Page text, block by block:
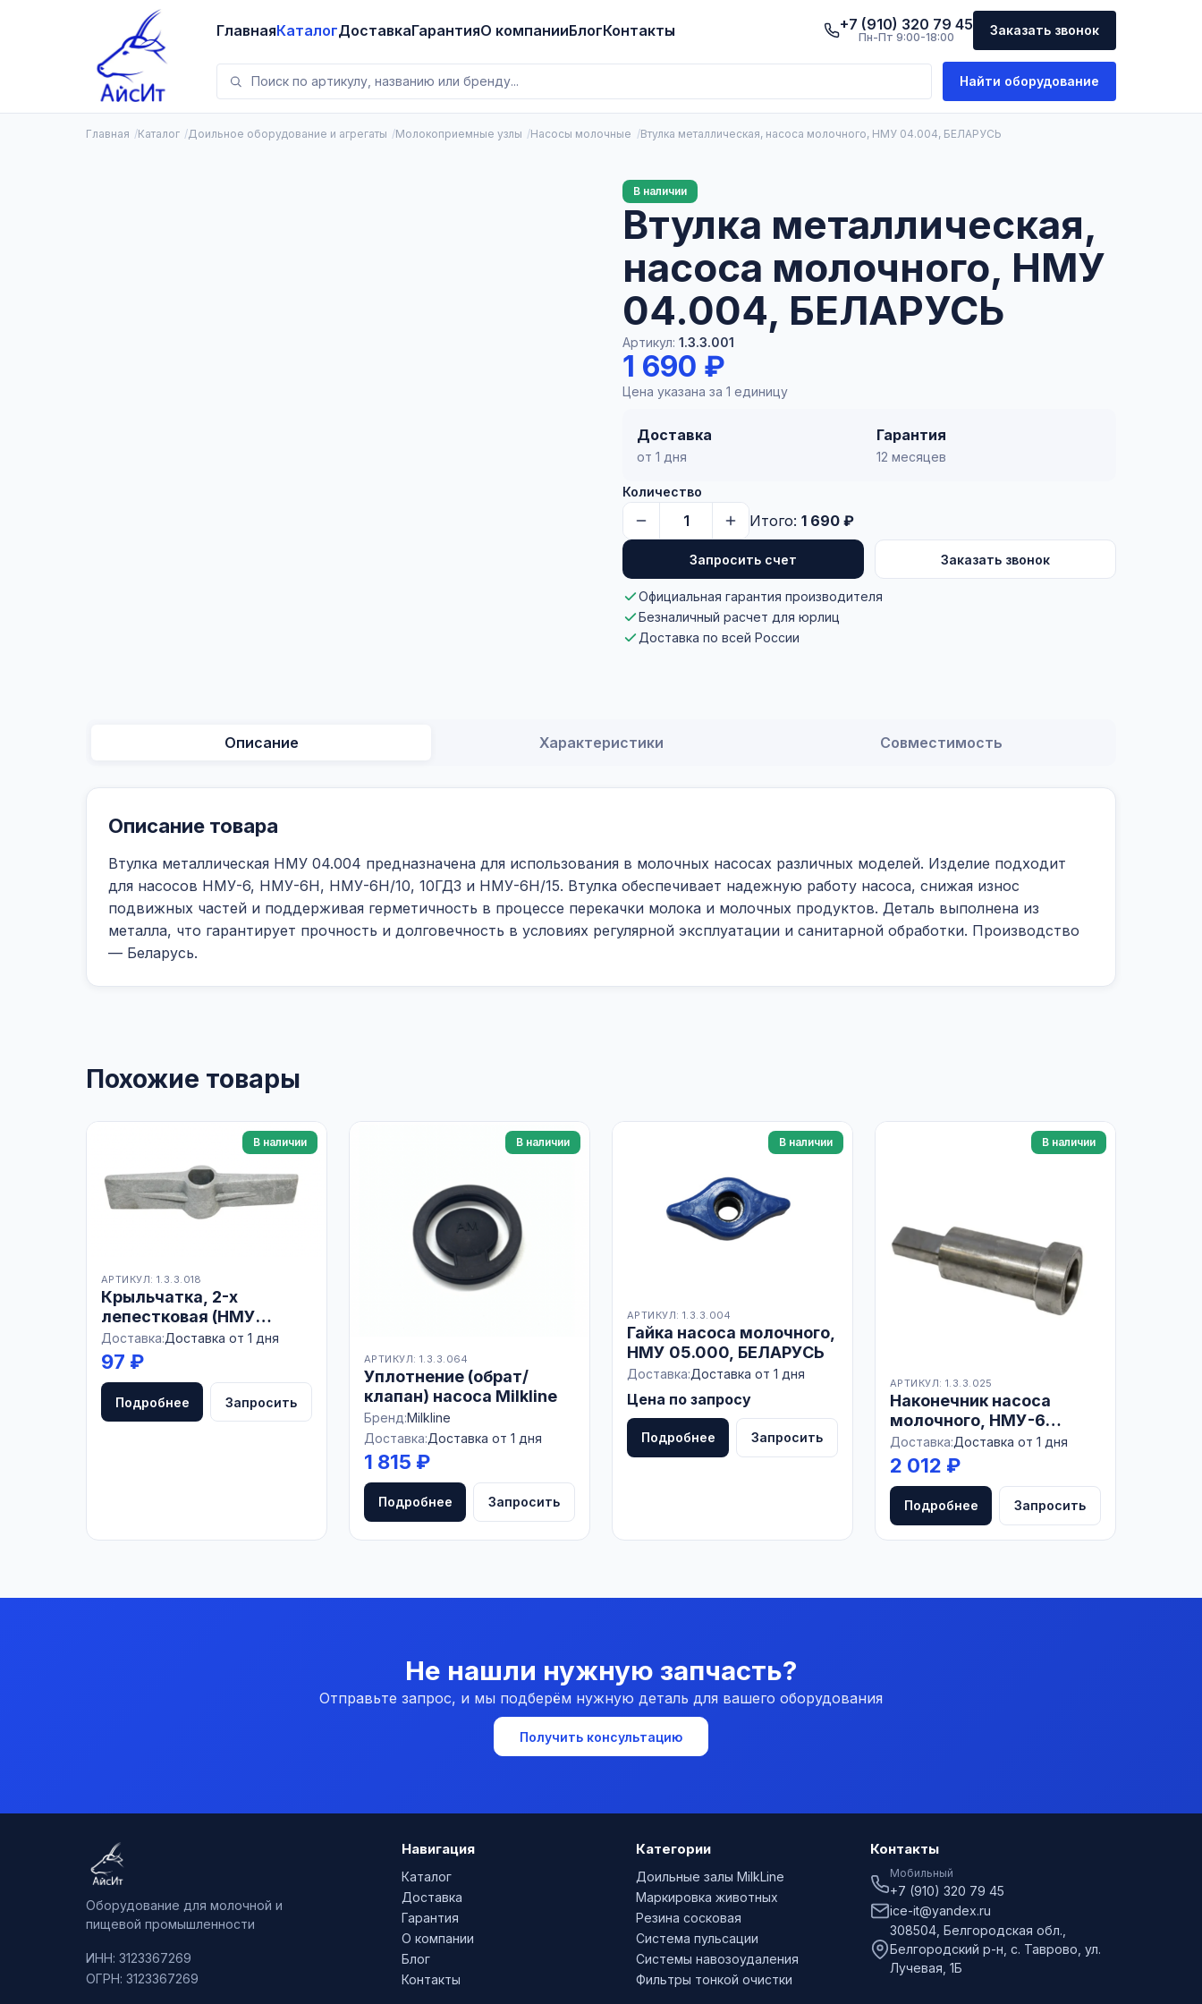
ГлавнаяКаталогДоставкаГарантияО компанииБлогКонтакты +7 (910) 320 79 45
Пн-Пт 9:00-18:00 Заказать звонок
Найти оборудование
Главная Каталог Доильное оборудование и агрегаты Молокоприемные узлы Насосы молочные Втулка металлическая, насоса молочного, НМУ 04.004, БЕЛАРУСЬ
В наличии
Втулка металлическая,
насоса молочного, НМУ
04.004, БЕЛАРУСЬ
Артикул: 1.3.3.001
1 690 ₽
Цена указана за 1 единицу
Доставка
от 1 дня
Гарантия
12 месяцев
Количество
Итого: 1 690 ₽
Запросить счет Заказать звонок
Официальная гарантия производителя
Безналичный расчет для юрлиц
Доставка по всей России
Описание Характеристики Совместимость
Описание товара
Втулка металлическая НМУ 04.004 предназначена для использования в молочных насосах различных моделей. Изделие подходит
для насосов НМУ-6, НМУ-6Н, НМУ-6Н/10, 10ГДЗ и НМУ-6Н/15. Втулка обеспечивает надежную работу насоса, снижая износ
подвижных частей и поддерживая герметичность в процессе перекачки молока и молочных продуктов. Деталь выполнена из
металла, что гарантирует прочность и долговечность в условиях регулярной эксплуатации и санитарной обработки. Производство
— Беларусь.
Похожие товары
В наличии
АРТИКУЛ: 1.3.3.018
Крыльчатка, 2-х
лепестковая (НМУ
01.008), пластмассовая,
РОССИЯ
Доставка:Доставка от 1 дня
97 ₽
Подробнее Запросить
В наличии
АРТИКУЛ: 1.3.3.064
Уплотнение (обрат/
клапан) насоса Milkline
Бренд:Milkline
Доставка:Доставка от 1 дня
1 815 ₽
Подробнее Запросить
В наличии
АРТИКУЛ: 1.3.3.004
Гайка насоса молочного,
НМУ 05.000, БЕЛАРУСЬ
Доставка:Доставка от 1 дня
Цена по запросу
Подробнее Запросить
В наличии
АРТИКУЛ: 1.3.3.025
Наконечник насоса
молочного, НМУ-6
нерж., (длин.), БЕЛАРУСЬ
Доставка:Доставка от 1 дня
2 012 ₽
Подробнее Запросить
Не нашли нужную запчасть?
Отправьте запрос, и мы подберём нужную деталь для вашего оборудования
Получить консультацию
Оборудование для молочной и
пищевой промышленности
ИНН: 3123367269
ОГРН: 3123367269
Навигация
Каталог
Доставка
Гарантия
О компании
Блог
Контакты
Категории
Доильные залы MilkLine
Маркировка животных
Резина сосковая
Система пульсации
Системы навозоудаления
Фильтры тонкой очистки
Контакты
Мобильный
+7 (910) 320 79 45
ice-it@yandex.ru
308504, Белгородская обл.,
Белгородский р-н, с. Таврово, ул.
Лучевая, 1Б